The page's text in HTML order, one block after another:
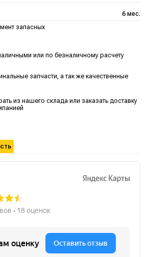
6 мес.
запасных
или по безналичному расчету
запчасти, а так же качественные
из нашего склада или заказать доставку